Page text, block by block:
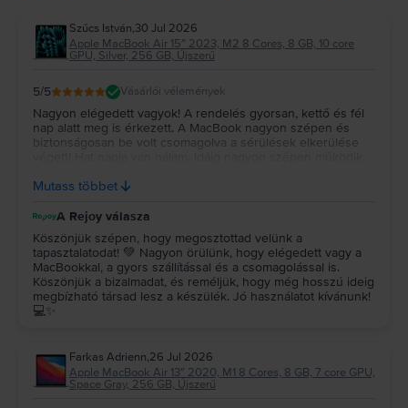
Szűcs István,30 Jul 2026
Apple MacBook Air 15″ 2023, M2 8 Cores, 8 GB, 10 core
GPU, Silver, 256 GB, Újszerű
5/5 Vásárlói vélemények
Nagyon elégedett vagyok! A rendelés gyorsan, kettő és fél
nap alatt meg is érkezett. A MacBook nagyon szépen és
biztonságosan be volt csomagolva a sérülések elkerülése
Remélem még nagyon sokáig jól fog működni! Köszönöm!!!
Mutass többet
A Rejoy válasza
Köszönjük szépen, hogy megosztottad velünk a
tapasztalatodat! 💚 Nagyon örülünk, hogy elégedett vagy a
MacBookkal, a gyors szállítással és a csomagolással is.
Köszönjük a bizalmadat, és reméljük, hogy még hosszú ideig
megbízható társad lesz a készülék. Jó használatot kívánunk!
💻✨
Farkas Adrienn,26 Jul 2026
Apple MacBook Air 13″ 2020, M1 8 Cores, 8 GB, 7 core GPU,
Space Gray, 256 GB, Újszerű